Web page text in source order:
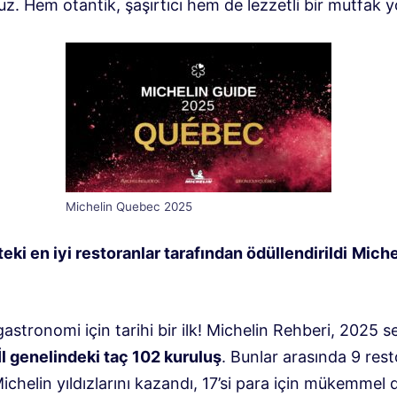
Hem otantik, şaşırtıcı hem de lezzetli bir mutfak
Michelin Quebec 2025
en iyi restoranlar tarafından ödüllendirildi
için tarihi bir ilk! Michelin Rehberi, 2025
genelindeki taç 102 kuruluş. Bunlar arasında 9
yıldızlarını kazandı, 17’si para için mükemmel